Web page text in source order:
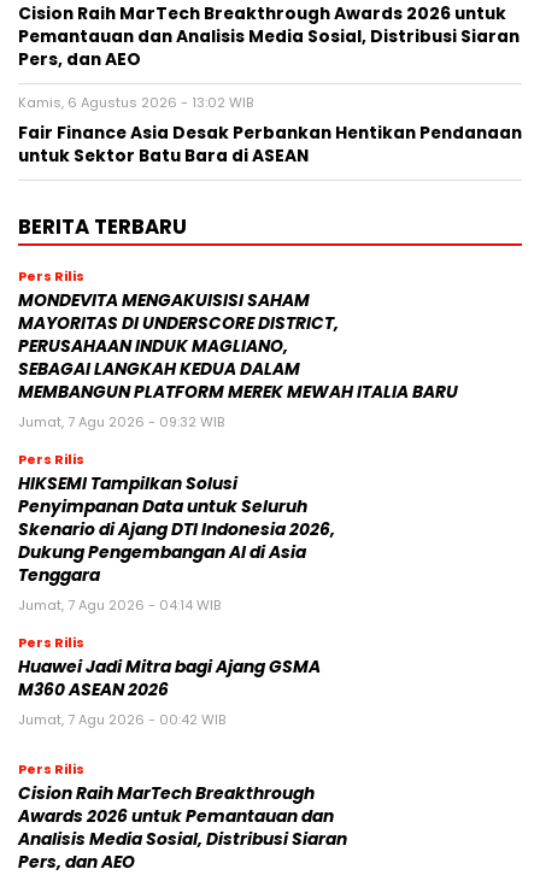
Cision Raih MarTech Breakthrough Awards 2026 untuk
Pemantauan dan Analisis Media Sosial, Distribusi Siaran
Pers, dan AEO
Kamis, 6 Agustus 2026 - 13:02 WIB
Fair Finance Asia Desak Perbankan Hentikan Pendanaan
untuk Sektor Batu Bara di ASEAN
BERITA TERBARU
Pers Rilis
MONDEVITA MENGAKUISISI SAHAM
MAYORITAS DI UNDERSCORE DISTRICT,
PERUSAHAAN INDUK MAGLIANO,
SEBAGAI LANGKAH KEDUA DALAM
MEMBANGUN PLATFORM MEREK MEWAH ITALIA BARU
Jumat, 7 Agu 2026 - 09:32 WIB
Pers Rilis
HIKSEMI Tampilkan Solusi
Penyimpanan Data untuk Seluruh
Skenario di Ajang DTI Indonesia 2026,
Dukung Pengembangan AI di Asia
Tenggara
Jumat, 7 Agu 2026 - 04:14 WIB
Pers Rilis
Huawei Jadi Mitra bagi Ajang GSMA
M360 ASEAN 2026
Jumat, 7 Agu 2026 - 00:42 WIB
Pers Rilis
Cision Raih MarTech Breakthrough
Awards 2026 untuk Pemantauan dan
Analisis Media Sosial, Distribusi Siaran
Pers, dan AEO